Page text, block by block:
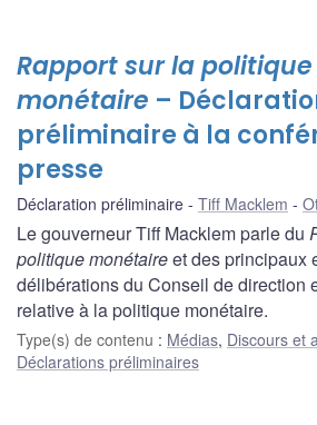
Rapport sur la politique
monétaire –
préliminaire à la
presse
Déclaration préliminaire Tiff Macklem
Le gouverneur Tiff Macklem parle du
politique monétaireet des principaux
délibérations du Conseil de direction
relative à la politique monétaire.
Type(s) de contenu : Médias, Discours et
Déclarations préliminaires